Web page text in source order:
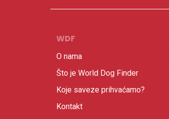
WDF
O nama
Što je World Dog Finder
Koje saveze prihvaćamo?
Kontakt